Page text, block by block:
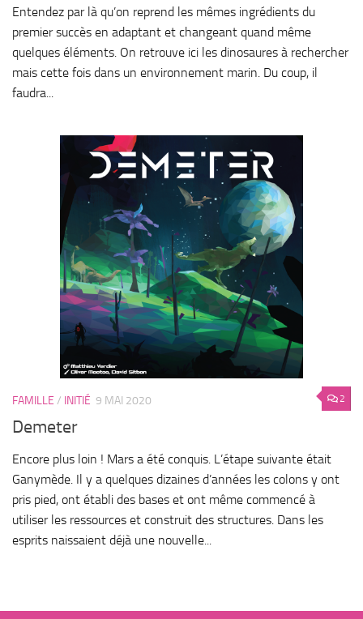
Entendez par là qu’on reprend les mêmes ingrédients du
premier succès en adaptant et changeant quand même
quelques éléments. On retrouve ici les dinosaures à rechercher
mais cette fois dans un environnement marin. Du coup, il
faudra...
2
FAMILLE / INITIÉ 9 MAI 2020
Demeter
Encore plus loin ! Mars a été conquis. L’étape suivante était
Ganymède. Il y a quelques dizaines d’années les colons y ont
pris pied, ont établi des bases et ont même commencé à
utiliser les ressources et construit des structures. Dans les
esprits naissaient déjà une nouvelle...